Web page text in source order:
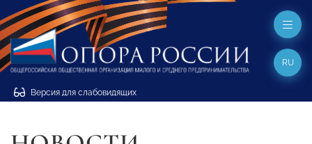
Версия для слабовидящих
RU